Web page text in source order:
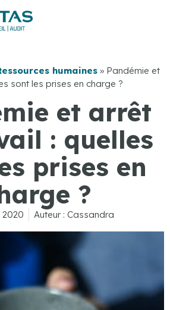
humaines » Pandémie et
sont les prises en charge ?
et arrêt
: quelles
prises en
?
Auteur : Cassandra